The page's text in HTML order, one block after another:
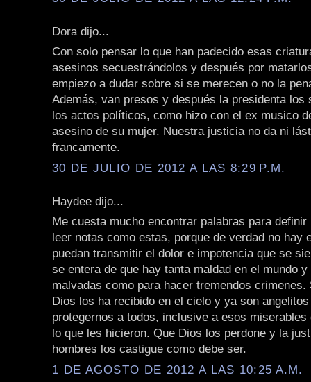
Dora dijo...
Con solo pensar lo que han padecido esas
asesinos secuestrándolos y después por
empiezo a dudar sobre si se merecen o no la
Además, van presos y después la presidenta los
los actos políticos, como hizo con el ex musico
asesino de su mujer. Nuestra justicia no da ni
francamente.
30 DE JULIO DE 2012 A LAS 8:29 P.M.
Haydee dijo...
Me cuesta mucho encontrar palabras para
leer notas como estas, porque de verdad no hay
puedan transmitir el dolor e impotencia que se
se entera de que hay tanta maldad en el mundo
malvadas como para hacer tremendos crimenes.
Dios los ha recibido en el cielo y ya son
protegernos a todos, inclusive a esos miserables
lo que les hicieron. Que Dios los perdone y la
hombres los castigue como debe ser.
1 DE AGOSTO DE 2012 A LAS 10:25 A.M.